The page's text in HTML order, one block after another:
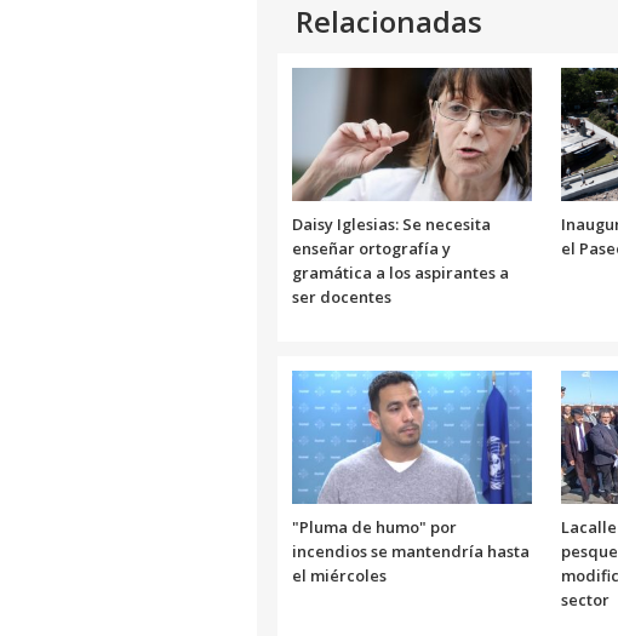
Relacionadas
Daisy Iglesias: Se necesita
enseñar ortografía y
gramática a los aspirantes a
ser docentes
el
"Pluma de humo" por
incendios se mantendría hasta
el miércoles
sector